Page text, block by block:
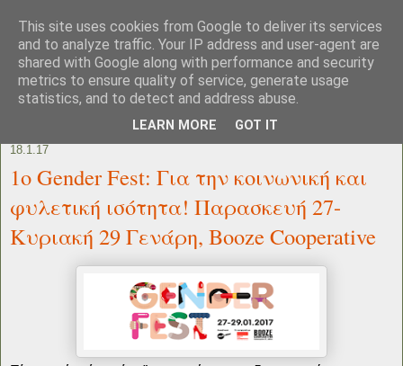
18.1.17
1ο Gender Fest: Για την κοινωνική και
φυλετική ισότητα! Παρασκευή 27-
Κυριακή 29 Γενάρη, Booze Cooperative
This site uses cookies from Google to deliver its services
and to analyze traffic. Your IP address and user-agent are
shared with Google along with performance and security
metrics to ensure quality of service, generate usage
statistics, and to detect and address abuse.
LEARN MORE GOT IT